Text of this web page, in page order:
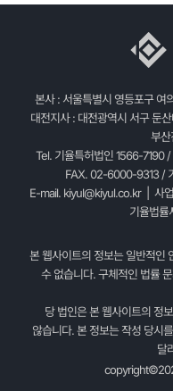
본사 : 서울특별시 영등포구 여
대전지사 : 대전광역시 서구 둔
부산
Tel. 기율특허법인 1566-7190
FAX. 02-6000-9313 /
E-mail. kiyul@kiyul.co.kr| 사업
기율법
본 웹사이트의 정보는 일반적인
수 없습니다. 구체적인 법률
당 법인은 본 웹사이트의 정
않습니다. 본 정보는 작성 당시
달